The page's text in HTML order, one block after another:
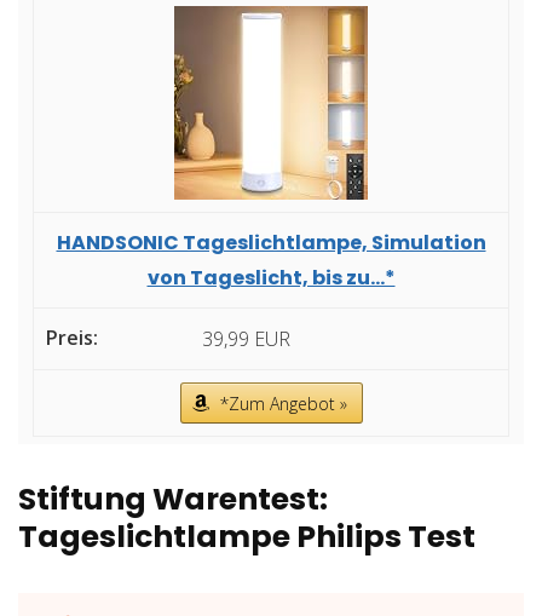
HANDSONIC Tageslichtlampe, Simulation
von Tageslicht, bis zu...*
39,99 EUR
*Zum Angebot »
Stiftung Warentest:
Tageslichtlampe Philips Test